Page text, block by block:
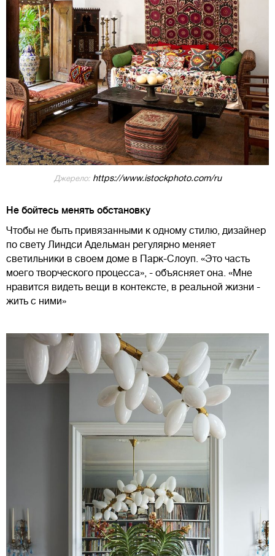
Джерело:https://www.istockphoto.com/ru
Не бойтесь менять обстановку
Чтобы не быть привязанными к одному стилю, дизайнер
по свету Линдси Адельман регулярно меняет
светильники в своем доме в Парк-Слоуп. «Это часть
моего творческого процесса», - объясняет она. «Мне
нравится видеть вещи в контексте, в реальной жизни -
жить с ними»